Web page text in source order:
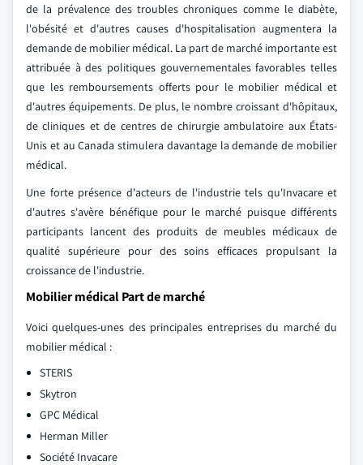
de la prévalence des troubles chroniques comme le diabète,
l'obésité et d'autres causes d'hospitalisation augmentera la
demande de mobilier médical. La part de marché importante est
attribuée à des politiques gouvernementales favorables telles
que les remboursements offerts pour le mobilier médical et
d'autres équipements. De plus, le nombre croissant d'hôpitaux,
de cliniques et de centres de chirurgie ambulatoire aux États-
Unis et au Canada stimulera davantage la demande de mobilier
médical.
Une forte présence d'acteurs de l'industrie tels qu'Invacare et
d'autres s'avère bénéfique pour le marché puisque différents
participants lancent des produits de meubles médicaux de
qualité supérieure pour des soins efficaces propulsant la
croissance de l'industrie.
Mobilier médical Part de marché
Voici quelques-unes des principales entreprises du marché du
mobilier médical :
STERIS
Skytron
GPC Médical
Herman Miller
Société Invacare